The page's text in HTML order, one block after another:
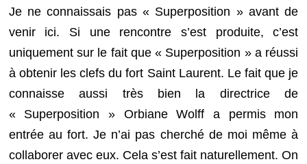
Je ne connaissais pas « Superposition » avant de
venir ici. Si une rencontre s’est produite, c’est
uniquement sur le fait que « Superposition » a réussi
à obtenir les clefs du fort Saint Laurent. Le fait que je
connaisse aussi très bien la directrice de
« Superposition » Orbiane Wolff a permis mon
entrée au fort. Je n’ai pas cherché de moi même à
collaborer avec eux. Cela s’est fait naturellement. On